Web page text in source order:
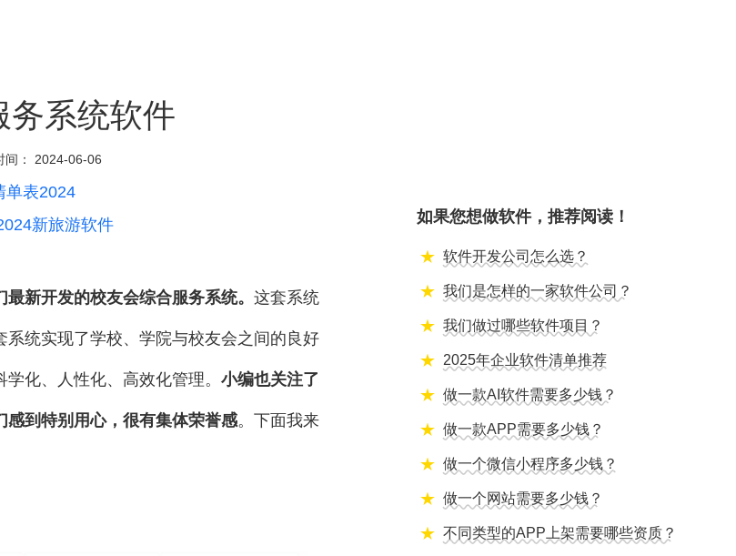
务系统软件
： 2024-06-06
单表2024
新旅游软件
新开发的校友会综合服务系统。 这套系统
系统实现了学校、学院与校友会之间的良好
化、人性化、高效化管理。 小编也关注了
到特别用心，很有集体荣誉感。下面我来
如果您想做软件，推荐阅读！
软件开发公司怎么选？
我们是怎样的一家软件公司？
我们做过哪些软件项目？
2025年企业软件清单推荐
做一款AI软件需要多少钱？
做一款APP需要多少钱？
做一个微信小程序多少钱？
做一个网站需要多少钱？
不同类型的APP上架需要哪些资质？